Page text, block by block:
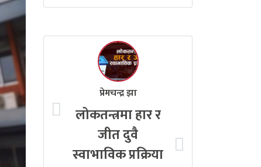
प्रेमचन्द्र झा
लोकतन्त्रमा हार र
जीत दुवै
स्वाभाविक प्रक्रिया